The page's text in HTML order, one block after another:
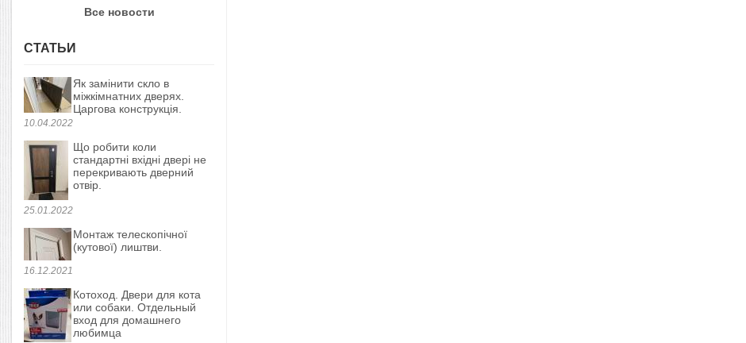
Все новости
СТАТЬИ
10.04.2022
Як замінити скло в
міжкімнатних дверях.
Царгова конструкція.
25.01.2022
Що робити коли
стандартні вхідні двері не
перекривають дверний
отвір.
16.12.2021
Монтаж телескопічної
(кутової) лиштви.
Котоход. Двери для кота
или собаки. Отдельный
вход для домашнего
любимца